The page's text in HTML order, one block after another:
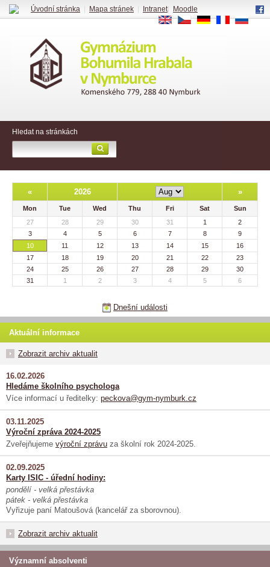
Hledat na stránkách
« 2026 »
Mon Tue Wed Thu Fri Sat
Sun
27
28 29 30 31 1
2
3
4 5 6 7 8
9
10
11 12 13 14 15
16
17
18 19 20 21 22
23
24
25 26 27 28 29
30
31
1 2 3 4 5 6
Dnešní události
Aktuální informace
Zobrazit archiv aktualit
16.02.2026
Hledáme školního psychologa
Více informací u ředitelky: peckova@gym-nymburk.cz
03.11.2025
Výroční zpráva 2024-2025
Zveřejňujeme výroční zprávu za školní rok 2024-2025.
02.09.2025
Karty ISIC - úřední hodiny:
pondělí - velká přestávka
pátek - velká přestávka
Vyřizuje paní Matoušová (kancelář za sborovnou).
Zobrazit archiv aktualit
Významní absolventi
Úvodní stránka Mapa stránek Intranet|
Moodle
EN
CS DE FR RU